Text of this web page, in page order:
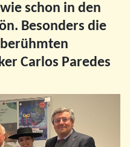
schon in den
Besonders die
Carlos Paredes